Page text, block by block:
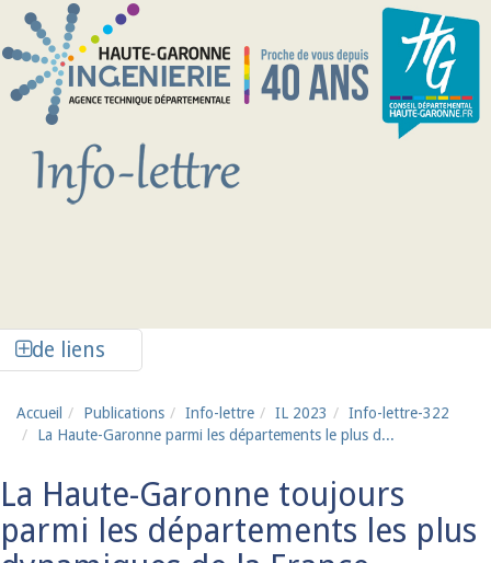
Aller au contenu principal
de liens
Accueil Publications Info-lettre IL 2023
Info-lettre-322
La Haute-Garonne parmi les départements le plus d...
La Haute-Garonne toujours
parmi les départements les plus